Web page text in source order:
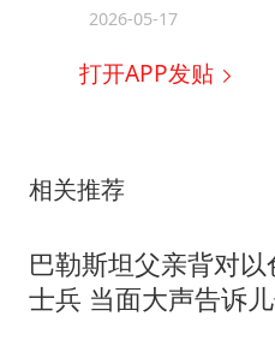
2026-05-17
打开APP发贴
相关推荐
巴勒斯坦父亲背对以
士兵 当面大声告诉儿